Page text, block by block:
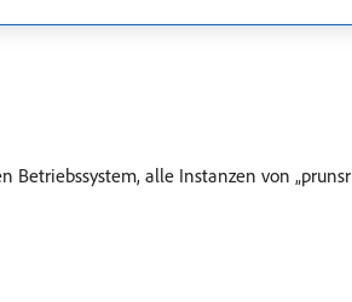
alle Instanzen von